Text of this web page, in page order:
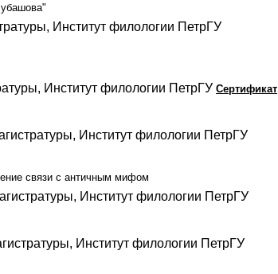
Институт филологии ПетрГУ
Институт филологии ПетрГУ Сертификат
Институт филологии ПетрГУ
связи с античным мифом
Институт филологии ПетрГУ
Институт филологии ПетрГУ